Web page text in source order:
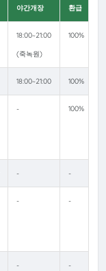
야간개장 환급
18:00~21:00
(죽녹원)
100%
18:00~21:00 100%
- 100%
- -
- -
- -